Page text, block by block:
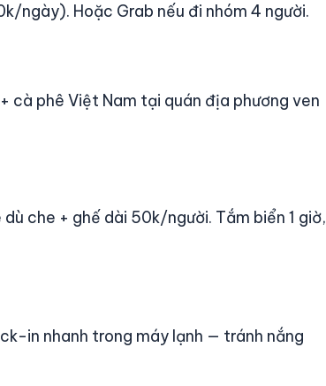
ngày). Hoặc Grab nếu đi nhóm 4 người.
cà phê Việt Nam tại quán địa phương ven
che + ghế dài 50k/người. Tắm biển 1 giờ,
in nhanh trong máy lạnh — tránh nắng